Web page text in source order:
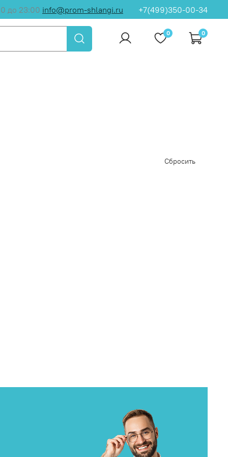
до 23:00 info@prom-shlangi.ru +7(499)350-00-34
0 0
Сбросить